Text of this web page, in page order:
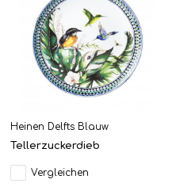
Heinen Delfts Blauw
Tellerzuckerdieb
Vergleichen